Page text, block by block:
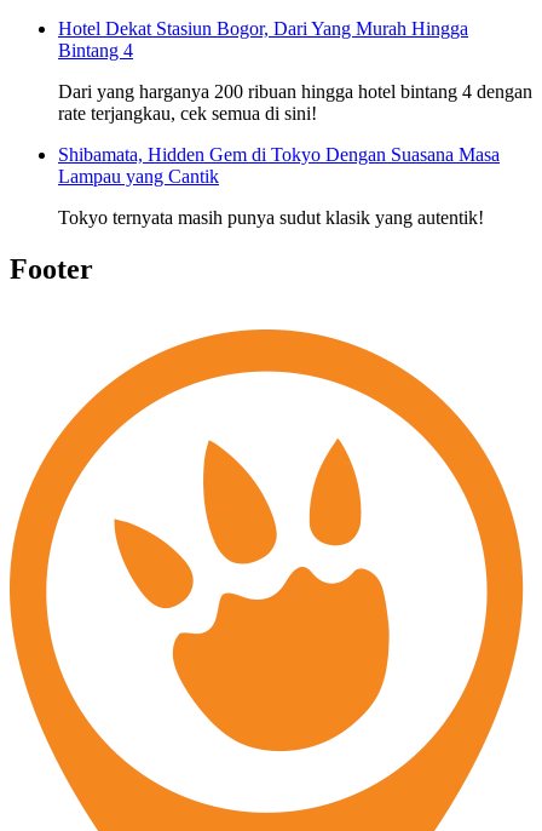
Hotel Dekat Stasiun Bogor, Dari Yang Murah Hingga
Bintang 4
Dari yang harganya 200 ribuan hingga hotel bintang 4 dengan
rate terjangkau, cek semua di sini!
Shibamata, Hidden Gem di Tokyo Dengan Suasana Masa
Lampau yang Cantik
Tokyo ternyata masih punya sudut klasik yang autentik!
Footer